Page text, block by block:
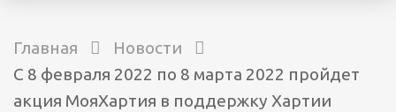
Главная
Новости
С 8 февраля 2022 по 8 марта 2022 пройдет
акция МояХартия в поддержку Хартии